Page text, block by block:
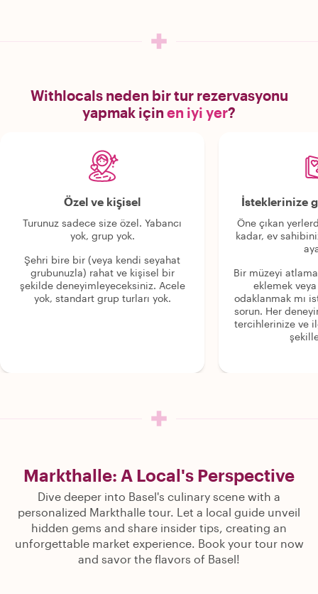
Withlocals neden bir tur rezervasyonu
yapmak için en iyi yer?
Özel ve kişisel
Turunuz sadece size özel. Yabancı
yok, grup yok.
Şehri bire bir (veya kendi seyahat
grubunuzla) rahat ve kişisel bir
şekilde deneyimleyeceksiniz. Acele
yok, standart grup turları yok.
İsteklerinize
Öne çıkan
kadar, ev
Bir müzeyi
eklemek
odaklanmak mı
sorun. Her
tercihlerinize ve
Markthalle: A Local's Perspective
Dive deeper into Basel's culinary scene with a
personalized Markthalle tour. Let a local guide unveil
hidden gems and share insider tips, creating an
unforgettable market experience. Book your tour now
and savor the flavors of Basel!